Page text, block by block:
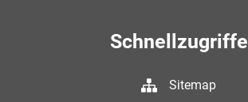
Schnellzugriffe
Sitemap